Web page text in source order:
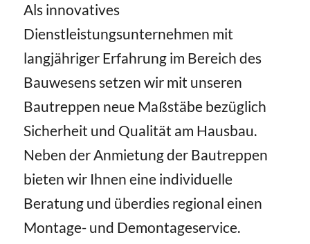
Als innovatives
Dienstleistungsunternehmen mit
langjähriger Erfahrung im Bereich des
Bauwesens setzen wir mit unseren
Bautreppen neue Maßstäbe bezüglich
Sicherheit und Qualität am Hausbau.
Neben der Anmietung der Bautreppen
bieten wir Ihnen eine individuelle
Beratung und überdies regional einen
Montage- und Demontageservice.